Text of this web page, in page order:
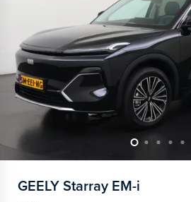
GEELY Starray EM-i